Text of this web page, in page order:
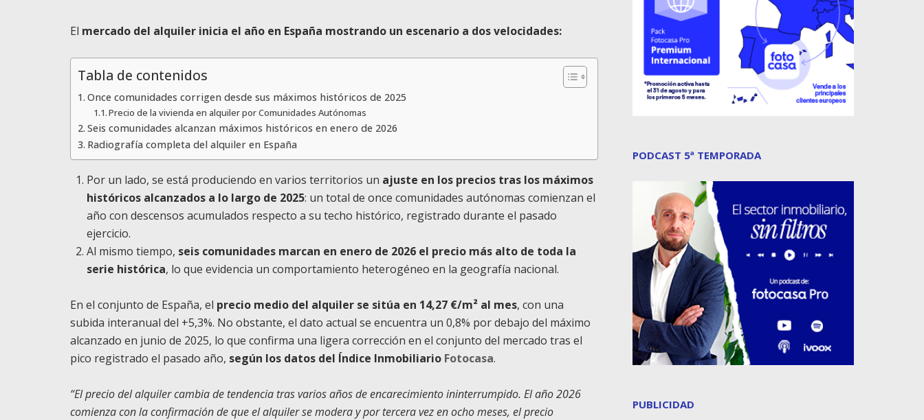
El mercado del alquiler inicia el año en España mostrando un escenario a dos velocidades:
Tabla de contenidos
Once comunidades corrigen desde sus máximos históricos de 2025
Precio de la vivienda en alquiler por Comunidades Autónomas
Seis comunidades alcanzan máximos históricos en enero de 2026
Radiografía completa del alquiler en España
Por un lado, se está produciendo en varios territorios un ajuste en los precios tras los máximos
históricos alcanzados a lo largo de 2025: un total de once comunidades autónomas comienzan el
año con descensos acumulados respecto a su techo histórico, registrado durante el pasado
ejercicio.
Al mismo tiempo, seis comunidades marcan en enero de 2026 el precio más alto de toda la
serie histórica, lo que evidencia un comportamiento heterogéneo en la geografía nacional.
En el conjunto de España, el precio medio del alquiler se sitúa en 14,27 €/m² al mes, con una
subida interanual del +5,3%. No obstante, el dato actual se encuentra un 0,8% por debajo del máximo
alcanzado en junio de 2025, lo que confirma una ligera corrección en el conjunto del mercado tras el
pico registrado el pasado año, según los datos del Índice Inmobiliario Fotocasa.
“El precio del alquiler cambia de tendencia tras varios años de encarecimiento ininterrumpido. El año 2026
comienza con la confirmación de que el alquiler se modera y por tercera vez en ocho meses, el precio
PODCAST 5ª TEMPORADA
PUBLICIDAD